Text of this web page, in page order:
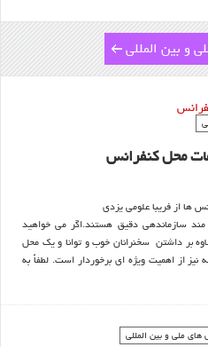
و بین المللی
مند سازماندهی دقیق هستند.اگر می خواهید
بر داشتن سخنرانان خوب و توانا و یک محل
از اهمیت ویژه ای برخوردار است. لطفاً به
ملی و بین المللی